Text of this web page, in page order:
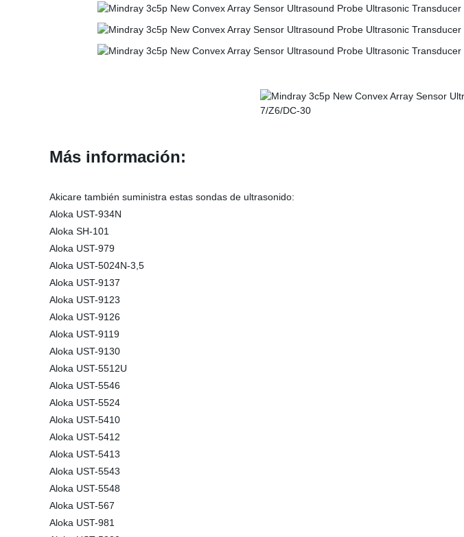
Más información:
Akicare también suministra estas sondas de ultrasonido:
Aloka UST-934N
Aloka SH-101
Aloka UST-979
Aloka UST-5024N-3,5
Aloka UST-9137
Aloka UST-9123
Aloka UST-9126
Aloka UST-9119
Aloka UST-9130
Aloka UST-5512U
Aloka UST-5546
Aloka UST-5524
Aloka UST-5410
Aloka UST-5412
Aloka UST-5413
Aloka UST-5543
Aloka UST-5548
Aloka UST-567
Aloka UST-981